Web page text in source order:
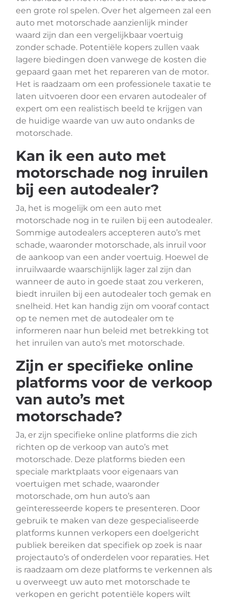
een grote rol spelen. Over het algemeen zal een
auto met motorschade aanzienlijk minder
waard zijn dan een vergelijkbaar voertuig
zonder schade. Potentiële kopers zullen vaak
lagere biedingen doen vanwege de kosten die
gepaard gaan met het repareren van de motor.
Het is raadzaam om een professionele taxatie te
laten uitvoeren door een ervaren autodealer of
expert om een realistisch beeld te krijgen van
de huidige waarde van uw auto ondanks de
motorschade.
Kan ik een auto met
motorschade nog inruilen
bij een autodealer?
Ja, het is mogelijk om een auto met
motorschade nog in te ruilen bij een autodealer.
Sommige autodealers accepteren auto’s met
schade, waaronder motorschade, als inruil voor
de aankoop van een ander voertuig. Hoewel de
inruilwaarde waarschijnlijk lager zal zijn dan
wanneer de auto in goede staat zou verkeren,
biedt inruilen bij een autodealer toch gemak en
snelheid. Het kan handig zijn om vooraf contact
op te nemen met de autodealer om te
informeren naar hun beleid met betrekking tot
het inruilen van auto’s met motorschade.
Zijn er specifieke online
platforms voor de verkoop
van auto’s met
motorschade?
Ja, er zijn specifieke online platforms die zich
richten op de verkoop van auto’s met
motorschade. Deze platforms bieden een
speciale marktplaats voor eigenaars van
voertuigen met schade, waaronder
motorschade, om hun auto’s aan
geïnteresseerde kopers te presenteren. Door
gebruik te maken van deze gespecialiseerde
platforms kunnen verkopers een doelgericht
publiek bereiken dat specifiek op zoek is naar
projectauto’s of onderdelen voor reparaties. Het
is raadzaam om deze platforms te verkennen als
u overweegt uw auto met motorschade te
verkopen en gericht potentiële kopers wilt